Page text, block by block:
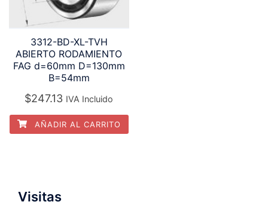
3312-BD-XL-TVH
ABIERTO RODAMIENTO
FAG d=60mm D=130mm
B=54mm
$247.13 IVA Incluido
AÑADIR AL CARRITO
Visitas